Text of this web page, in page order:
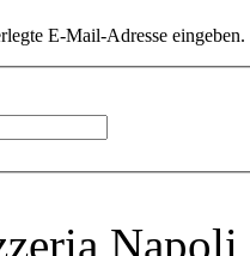
E-Mail-Adresse